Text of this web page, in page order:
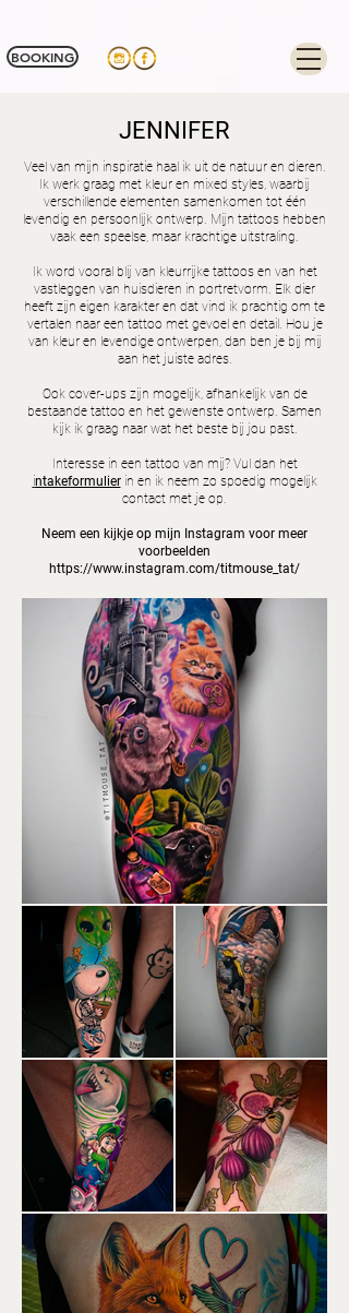
BOOKING
JENNIFER
Veel van mijn inspiratie haal ik uit de natuur en dieren.
Ik werk graag met kleur en mixed styles, waarbij
verschillende elementen samenkomen tot één
levendig en persoonlijk ontwerp. Mijn tattoos hebben
vaak een speelse, maar krachtige uitstraling.
Ik word vooral blij van kleurrijke tattoos en van het
vastleggen van huisdieren in portretvorm. Elk dier
heeft zijn eigen karakter en dat vind ik prachtig om te
vertalen naar een tattoo met gevoel en detail. Hou je
van kleur en levendige ontwerpen, dan ben je bij mij
aan het juiste adres.
Ook cover-ups zijn mogelijk, afhankelijk van de
bestaande tattoo en het gewenste ontwerp. Samen
kijk ik graag naar wat het beste bij jou past.
Interesse in een tattoo van mij? Vul dan het
intakeformulierin en ik neem zo spoedig mogelijk
contact met je op.
Neem een kijkje op mijn Instagram voor meer
voorbeelden
https://www.instagram.com/titmouse_tat/